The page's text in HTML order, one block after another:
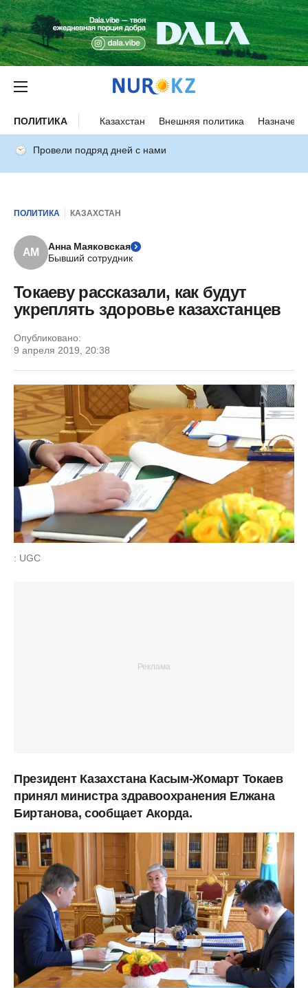
ПОЛИТИКА Казахстан Внешняя политика
Провели подряд дней с нами
ПОЛИТИКА КАЗАХСТАН
АМ
Анна Маяковская
Бывший сотрудник
Токаеву рассказали, как будут
укреплять здоровье казахстанцев
Опубликовано:
9 апреля 2019, 20:38
: UGC
Президент Казахстана Касым-Жомарт Токаев
принял министра здравоохранения Елжана
Биртанова, сообщает Акорда.